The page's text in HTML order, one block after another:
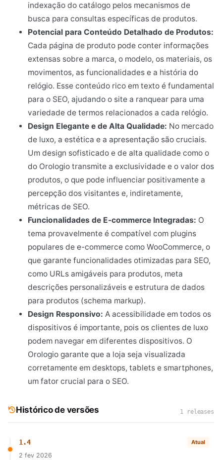
indexação do catálogo pelos mecanismos de
busca para consultas específicas de produtos.
Potencial para Conteúdo Detalhado de Produtos:
Cada página de produto pode conter informações
extensas sobre a marca, o modelo, os materiais, os
movimentos, as funcionalidades e a história do
relógio. Esse conteúdo rico em texto é fundamental
para o SEO, ajudando o site a ranquear para uma
variedade de termos relacionados a cada relógio.
Design Elegante e de Alta Qualidade: No mercado
de luxo, a estética e a apresentação são cruciais.
Um design sofisticado e de alta qualidade como o
do Orologio transmite a exclusividade e o valor dos
produtos, o que pode influenciar positivamente a
percepção dos visitantes e, indiretamente,
métricas de SEO.
Funcionalidades de E-commerce Integradas: O
tema provavelmente é compatível com plugins
populares de e-commerce como WooCommerce, o
que garante funcionalidades otimizadas para SEO,
como URLs amigáveis para produtos, meta
descrições personalizáveis e estrutura de dados
para produtos (schema markup).
Design Responsivo: A acessibilidade em todos os
dispositivos é importante, pois os clientes de luxo
podem navegar em diferentes dispositivos. O
Orologio garante que a loja seja visualizada
corretamente em desktops, tablets e smartphones,
um fator crucial para o SEO.
Histórico de versões 1 releases
1.4 Atual
2 fev 2026